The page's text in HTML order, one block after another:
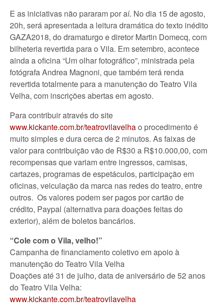
E as iniciativas não pararam por aí. No dia 15 de agosto,
20h, será apresentada a leitura dramática do texto inédito
GAZA2018, do dramaturgo e diretor Martin Domecq, com
bilheteria revertida para o Vila. Em setembro, acontece
ainda a oficina “Um olhar fotográfico”, ministrada pela
fotógrafa Andrea Magnoni, que também terá renda
revertida totalmente para a manutenção do Teatro Vila
Velha, com inscrições abertas em agosto.
Para contribuir através do site
www.kickante.com.br/teatrovilavelhao procedimento é
muito simples e dura cerca de 2 minutos. As faixas de
valor para contribuição vão de R$30 a R$10.000,00, com
recompensas que variam entre ingressos, camisas,
cartazes, programas de espetáculos, participação em
oficinas, veiculação da marca nas redes do teatro, entre
outros. Os valores podem ser pagos por cartão de
crédito, Paypal (alternativa para doações feitas do
exterior), além de boletos bancários.
“Cole com o Vila, velho!”
Campanha de financiamento coletivo em apoio à
manutenção do Teatro Vila Velha
Doações até 31 de julho, data de aniversário de 52 anos
do Teatro Vila Velha:
www.kickante.com.br/teatrovilavelha